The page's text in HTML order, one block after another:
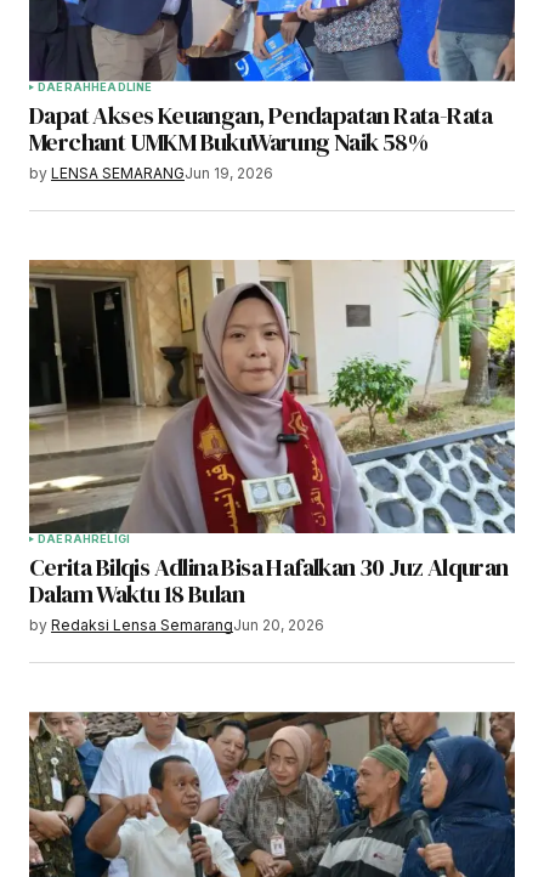
DAERAHHEADLINE
Dapat Akses Keuangan, Pendapatan Rata-Rata
Merchant UMKM BukuWarung Naik 58%
by LENSA SEMARANGJun 19, 2026
DAERAHRELIGI
Cerita Bilqis Adlina Bisa Hafalkan 30 Juz Alquran
Dalam Waktu 18 Bulan
by Redaksi Lensa SemarangJun 20, 2026